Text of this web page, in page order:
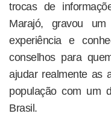
trocas de
Marajó, gravou
experiência e
conselhos para
ajudar realmente as
população com um
Brasil.